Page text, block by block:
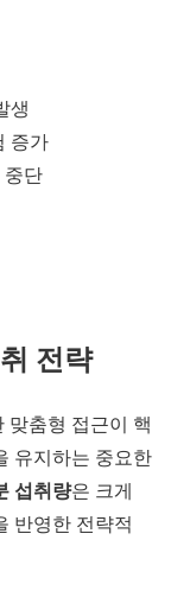
생
증가
중단
전략
맞춤형 접근이 핵
유지하는 중요한
섭취량은 크게
반영한 전략적